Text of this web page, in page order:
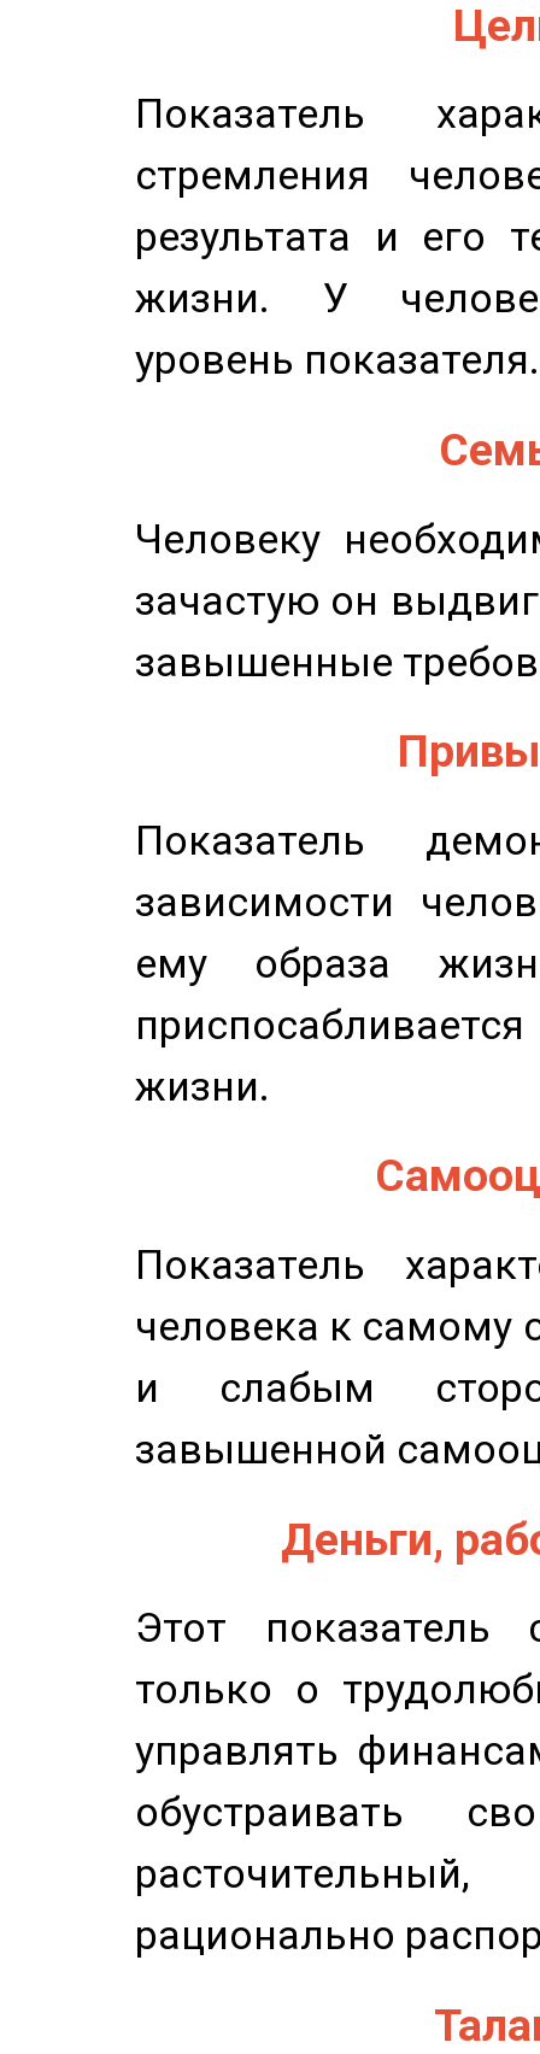
Показатель
стремления
результата и его
жизни. У
уровень показателя.
Человеку
зачастую он
завышенные
Показатель
зависимости
ему образа
жизни.
Показатель
человека к самому
и слабым
завышенной
Деньги,
Этот показатель
только о
управлять
обустраивать
рационально